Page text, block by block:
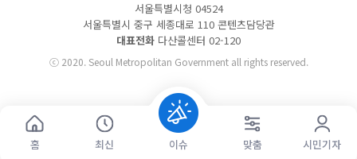
서울특별시청 04524
서울특별시 중구 세종대로 110 콘텐츠담당관
대표전화 다산콜센터 02-120
ⓒ2020. Seoul Metropolitan Government all rights reserved.
홈 최신 이슈 맞춤 시민기자